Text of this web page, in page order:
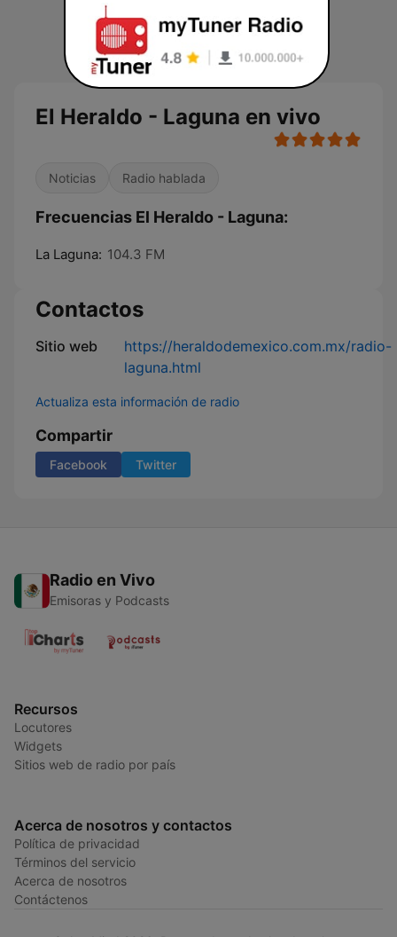
El Heraldo - Laguna en vivo
Noticias Radio hablada
Frecuencias El Heraldo - Laguna:
La Laguna: 104.3 FM
Contactos
Sitio web
https://heraldodemexico.com.mx/radio-
laguna.html
Actualiza esta información de radio
Compartir
Facebook Twitter
Radio en Vivo
Emisoras y Podcasts
Recursos
Locutores
Widgets
Sitios web de radio por país
Acerca de nosotros y contactos
Política de privacidad
Términos del servicio
Acerca de nosotros
Contáctenos